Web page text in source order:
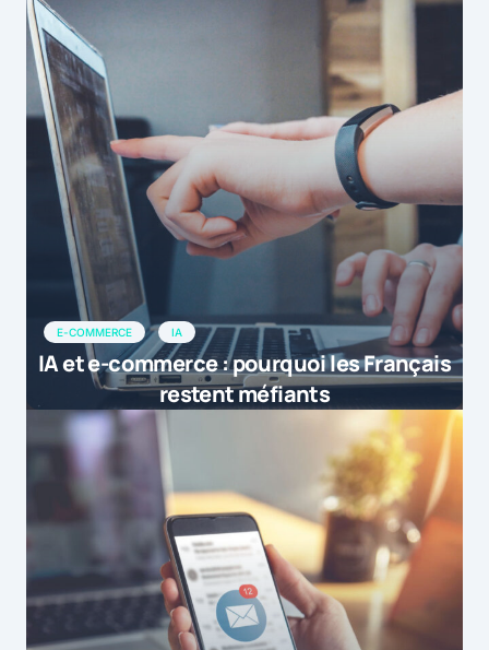
E-COMMERCE IA
IA et e-commerce : pourquoi les Français
restent méfiants